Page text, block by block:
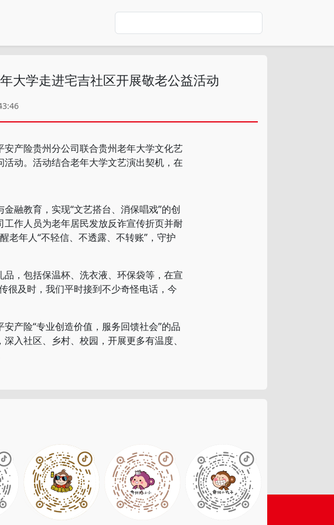
大学走进宅吉社区开展敬老公益活动
产险贵州分公司联合贵州老年大学文化艺
动。活动结合老年大学文艺演出契机，在
融教育，实现“文艺搭台、消保唱戏”的创
作人员为老年居民发放反诈宣传折页并耐
老年人“不轻信、不透露、不转账”，守护
，包括保温杯、洗衣液、环保袋等，在宣
很及时，我们平时接到不少奇怪电话，今
产险“专业创造价值，服务回馈社会”的品
入社区、乡村、校园，开展更多有温度、